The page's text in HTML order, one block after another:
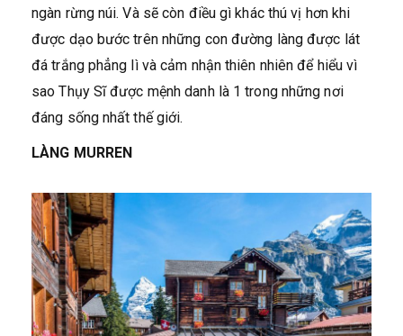
ngàn rừng núi. Và sẽ còn điều gì khác thú vị hơn khi
được dạo bước trên những con đường làng được lát
đá trắng phẳng lì và cảm nhận thiên nhiên để hiểu vì
sao Thụy Sĩ được mệnh danh là 1 trong những nơi
đáng sống nhất thế giới.
LÀNG MURREN